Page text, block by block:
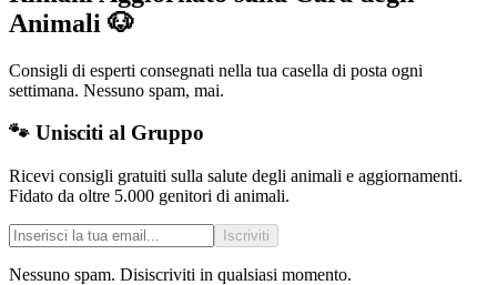
Animali 🐶
Consigli di esperti consegnati nella tua casella di posta ogni
settimana. Nessuno spam, mai.
🐾 Unisciti al Gruppo
Ricevi consigli gratuiti sulla salute degli animali e aggiornamenti.
Fidato da oltre 5.000 genitori di animali.
Iscriviti
Nessuno spam. Disiscriviti in qualsiasi momento.